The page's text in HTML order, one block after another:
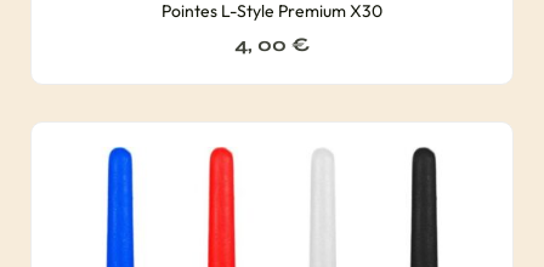
Pointes L-Style Premium X30
4, 00 €